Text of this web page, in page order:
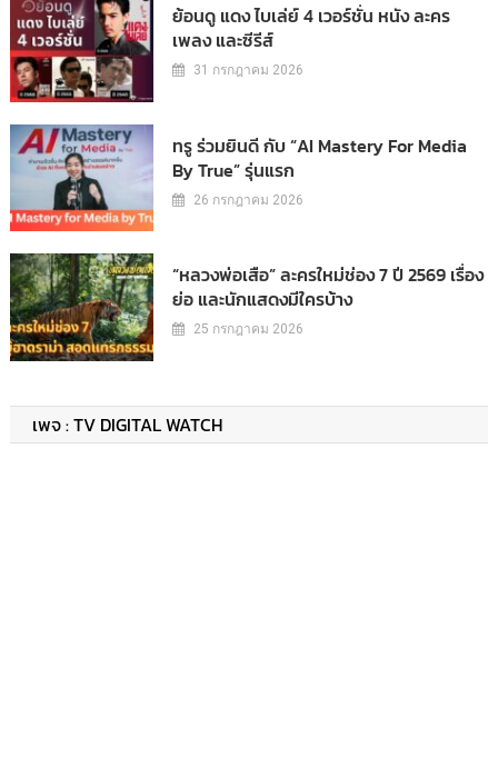
ย้อนดู แดง ไบเล่ย์ 4 เวอร์ชั่น หนัง ละคร
เพลง และซีรีส์
31 กรกฎาคม 2026
ทรู ร่วมยินดี กับ “AI Mastery For Media
By True” รุ่นแรก
26 กรกฎาคม 2026
“หลวงพ่อเสือ” ละครใหม่ช่อง 7 ปี 2569 เรื่อง
ย่อ และนักแสดงมีใครบ้าง
25 กรกฎาคม 2026
เพจ : TV DIGITAL WATCH